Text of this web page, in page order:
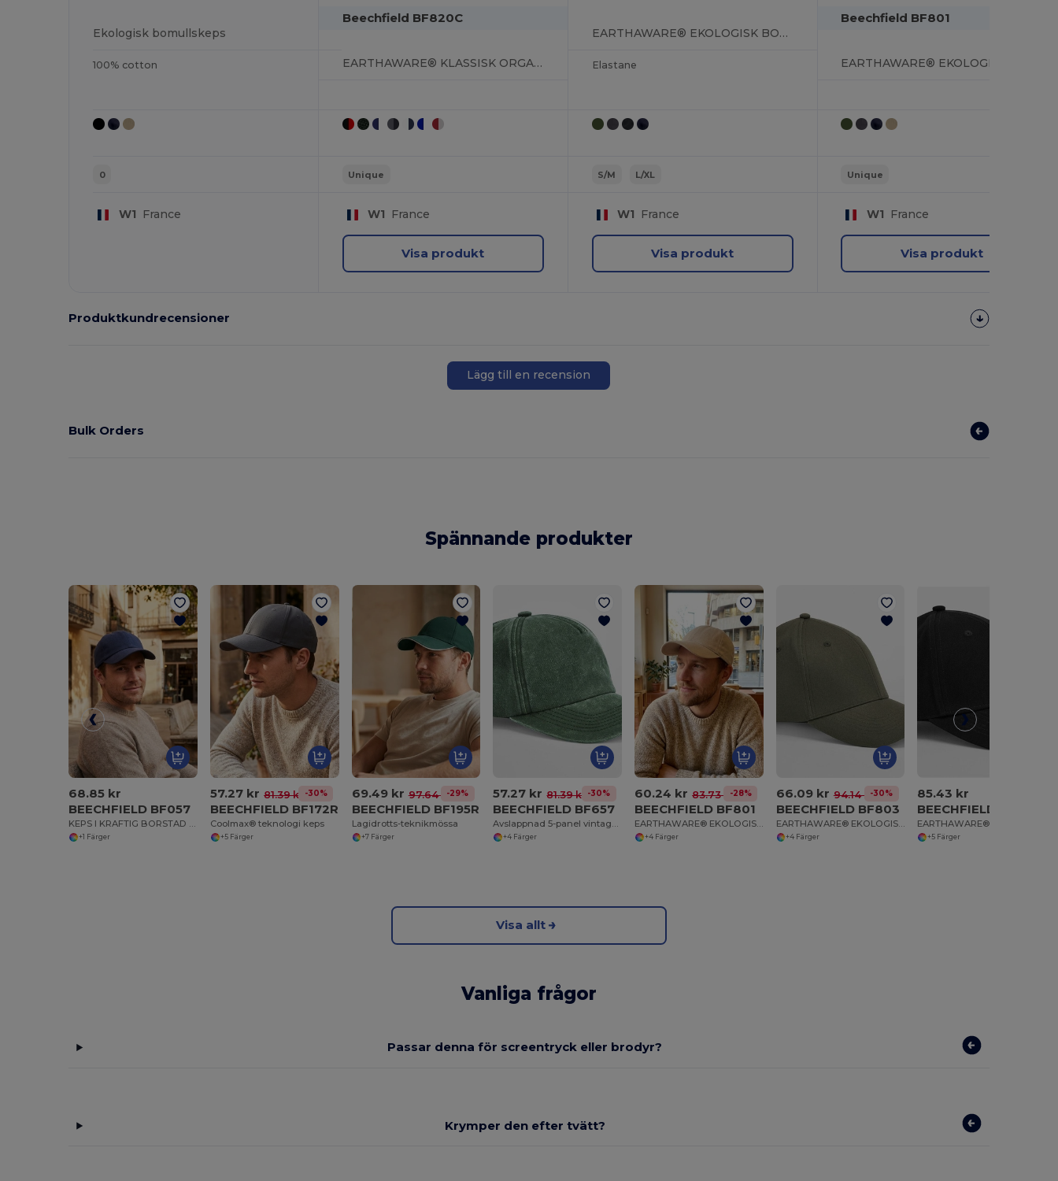
Ekologisk bomullskeps
100% cotton
0
W1 France
Beechfield BF820C
EARTHAWARE® KLASSISK ORGANISK BOMULL
Unique
W1 France
Visa produkt
EARTHAWARE® EKOLOGISK BOMULLSSTRET
Elastane
S/M L/XL
W1 France
Visa produkt
Beechfield BF801
Unique
W1 France
Visa produkt
Produktkundrecensioner
Lägg till en recension
Bulk Orders
Spännande produkter
68.85 kr
BEECHFIELD BF057
KEPS I KRAFTIG BORSTAD BOMULL MED LÅG PROFIL
+1 Färger
57.27 kr 81.39 kr -30%
BEECHFIELD BF172R
Coolmax® teknologi keps
+5 Färger
69.49 kr 97.64 kr-29%
BEECHFIELD BF195R
Lagidrotts-teknikmössa
+7 Färger
57.27 kr 81.39 kr -30%
BEECHFIELD BF657
Avslappnad 5-panel vintage keps
+4 Färger
60.24 kr 83.73 kr-28%
BEECHFIELD BF801
EARTHAWARE® EKOLOGISK BOMULLS CANVAS
+4 Färger
66.09 kr 94.14 kr-30%
BEECHFIELD BF803
EARTHAWARE® EKOLOGISK BOMULLSSTRET
+4 Färger
85.43 kr
BEECHFIELD BF820
+5 Färger
Visa allt
Vanliga frågor
Passar denna för screentryck eller brodyr?
Krymper den efter tvätt?